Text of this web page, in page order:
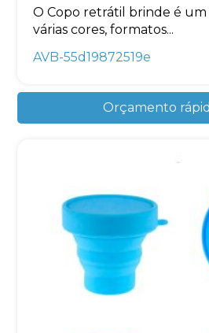
O Copo retrátil brinde é
várias cores, formatos...
AVB-55d19872519e
Orçamento